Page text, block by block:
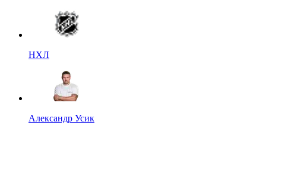
НХЛ
Александр Усик